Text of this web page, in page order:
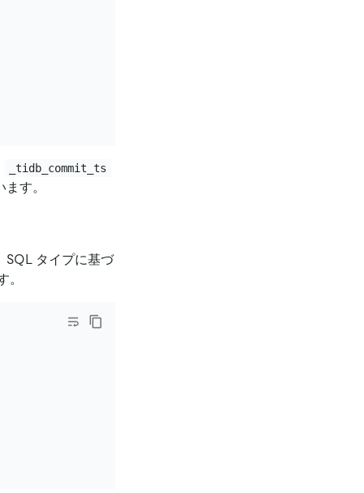
_tidb_commit_ts
す。
SQL タイプに基づ